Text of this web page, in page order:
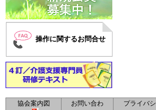
操作に関するお問合せ
協会案内図
お問い合わ
プライバシ